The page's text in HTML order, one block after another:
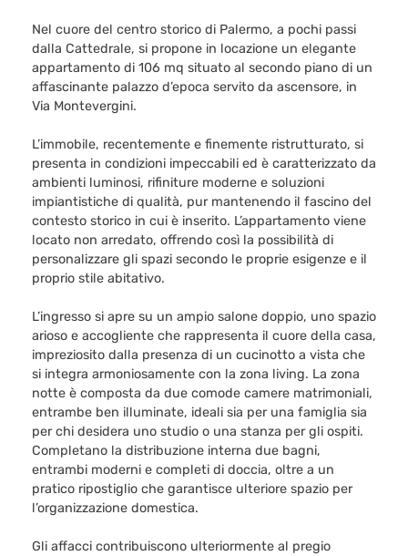
Nel cuore del centro storico di Palermo, a pochi passi
dalla Cattedrale, si propone in locazione un elegante
appartamento di 106 mq situato al secondo piano di un
affascinante palazzo d’epoca servito da ascensore, in
Via Montevergini.
L’immobile, recentemente e finemente ristrutturato, si
presenta in condizioni impeccabili ed è caratterizzato da
ambienti luminosi, rifiniture moderne e soluzioni
impiantistiche di qualità, pur mantenendo il fascino del
contesto storico in cui è inserito. L’appartamento viene
locato non arredato, offrendo così la possibilità di
personalizzare gli spazi secondo le proprie esigenze e il
proprio stile abitativo.
L’ingresso si apre su un ampio salone doppio, uno spazio
arioso e accogliente che rappresenta il cuore della casa,
impreziosito dalla presenza di un cucinotto a vista che
si integra armoniosamente con la zona living. La zona
notte è composta da due comode camere matrimoniali,
entrambe ben illuminate, ideali sia per una famiglia sia
per chi desidera uno studio o una stanza per gli ospiti.
Completano la distribuzione interna due bagni,
entrambi moderni e completi di doccia, oltre a un
pratico ripostiglio che garantisce ulteriore spazio per
l’organizzazione domestica.
Gli affacci contribuiscono ulteriormente al pregio